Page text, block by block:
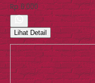
Rp 6.000
Lihat Detail